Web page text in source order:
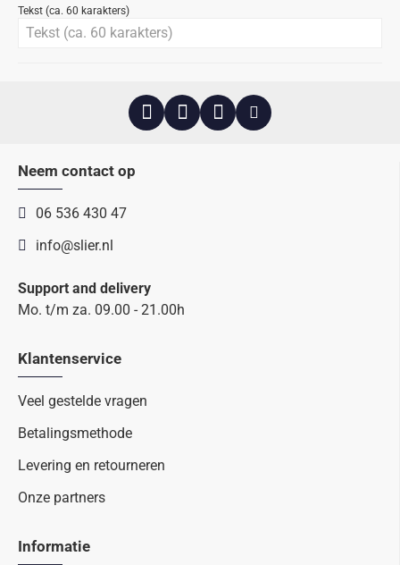
Tekst (ca. 60 karakters)
Neem contact op
06 536 430 47
info@slier.nl
Support and delivery
Mo. t/m za. 09.00 - 21.00h
Klantenservice
Veel gestelde vragen
Betalingsmethode
Levering en retourneren
Onze partners
Informatie